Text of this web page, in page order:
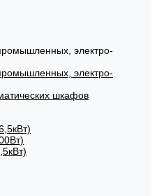
электро-
электро-
шкафов